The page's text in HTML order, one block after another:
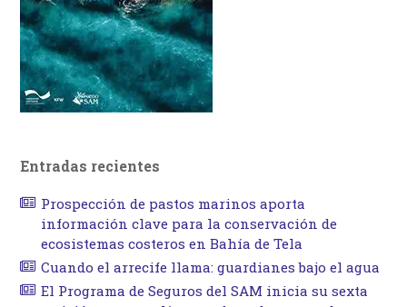
Entradas recientes
Prospección de pastos marinos aporta
información clave para la conservación de
ecosistemas costeros en Bahía de Tela
Cuando el arrecife llama: guardianes bajo el agua
El Programa de Seguros del SAM inicia su sexta